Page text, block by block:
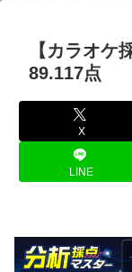
【カラオ
89.117点
X
LINE